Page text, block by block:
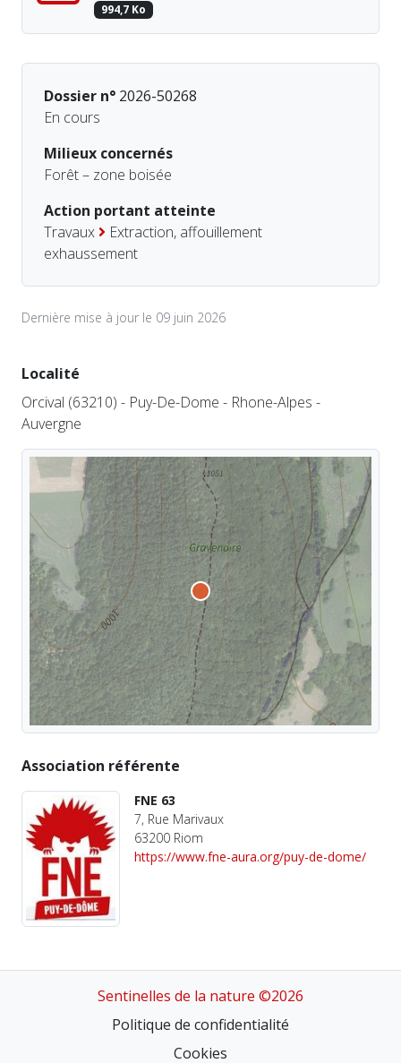
994,7 Ko
Dossier n° 2026-50268
En cours
Milieux concernés
Forêt – zone boisée
Action portant atteinte
Travaux
Extraction, affouillement
exhaussement
Dernière mise à jour le 09 juin 2026
Localité
Orcival (63210) - Puy-De-Dome - Rhone-Alpes -
Auvergne
Association référente
FNE 63
7, Rue Marivaux
63200 Riom
https://www.fne-aura.org/puy-de-dome/
Sentinelles de la nature ©2026
Politique de confidentialité
Cookies